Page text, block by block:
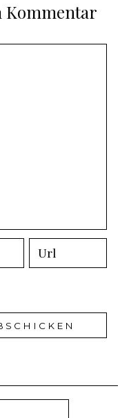
Kommentar